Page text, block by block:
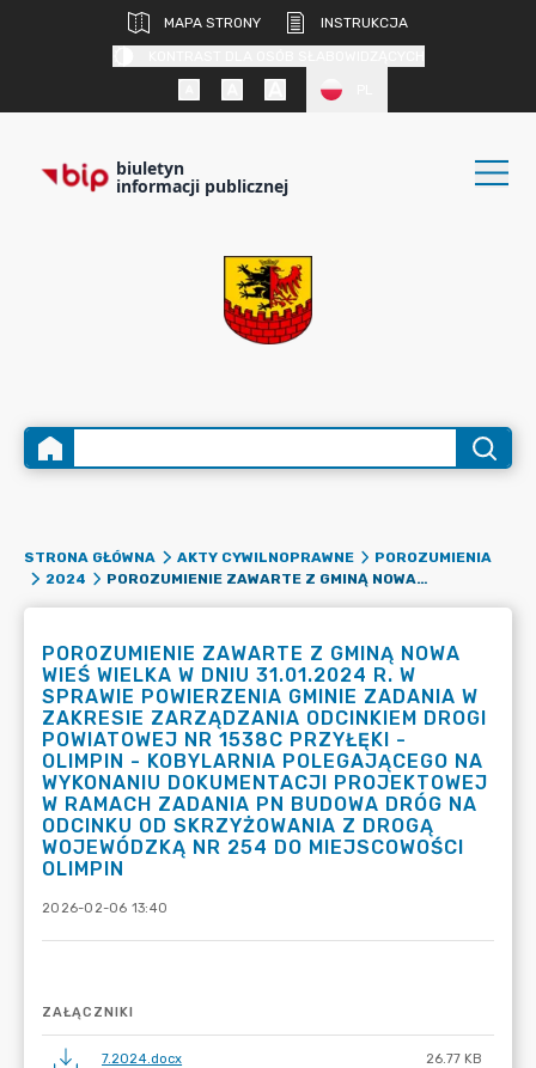
MAPA STRONY
INSTRUKCJA
biuletyn
informacji publicznej
STRONA GŁÓWNA AKTY CYWILNOPRAWNE
POROZUMIENIA
2024
POROZUMIENIE ZAWARTE Z GMINĄ NOWA WIEŚ WIELKA W DNIU 31.01.2024 R. W SPRAWIE POWIERZENIA GMINIE ZADANIA W ZAKRESIE ZARZĄDZANIA ODCINKIEM DROGI POWIATOWEJ NR 1538C PRZYŁĘKI - OLIMPIN - KOBYLARNIA POLEGAJĄCEGO NA WYKONANIU DOKUMENTACJI PROJEKTOWEJ W RAMACH ZADANIA PN BUDOWA DRÓG NA ODCINKU OD SKRZYŻOWANIA Z DROGĄ WOJEWÓDZKĄ NR 254 DO MIEJSCOWOŚCI OLIMPIN
POROZUMIENIE ZAWARTE Z GMINĄ NOWA
WIEŚ WIELKA W DNIU 31.01.2024 R. W
SPRAWIE POWIERZENIA GMINIE ZADANIA W
ZAKRESIE ZARZĄDZANIA ODCINKIEM DROGI
POWIATOWEJ NR 1538C PRZYŁĘKI -
OLIMPIN - KOBYLARNIA POLEGAJĄCEGO NA
WYKONANIU DOKUMENTACJI PROJEKTOWEJ
W RAMACH ZADANIA PN BUDOWA DRÓG NA
ODCINKU OD SKRZYŻOWANIA Z DROGĄ
WOJEWÓDZKĄ NR 254 DO MIEJSCOWOŚCI
OLIMPIN
2026-02-06 13:40
ZAŁĄCZNIKI
7.2024.docx 26.77 KB